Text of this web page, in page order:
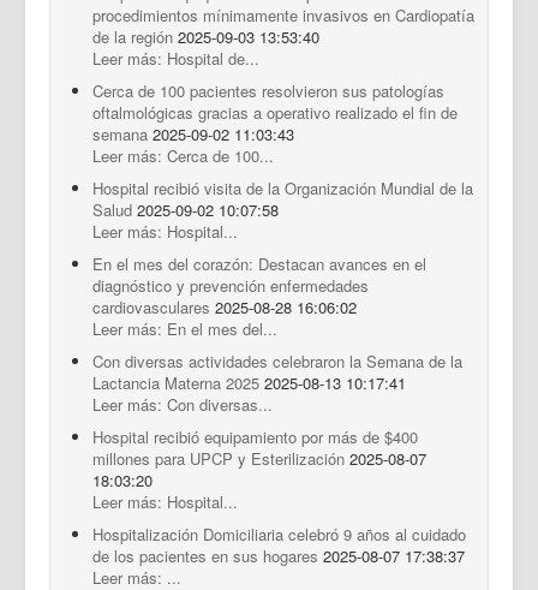
procedimientos mínimamente invasivos en Cardiopatía
de la región 2025-09-03 13:53:40
Leer más: Hospital de...
Cerca de 100 pacientes resolvieron sus patologías
oftalmológicas gracias a operativo realizado el fin de
semana 2025-09-02 11:03:43
Leer más: Cerca de 100...
Hospital recibió visita de la Organización Mundial de la
Salud 2025-09-02 10:07:58
Leer más: Hospital...
En el mes del corazón: Destacan avances en el
diagnóstico y prevención enfermedades
cardiovasculares 2025-08-28 16:06:02
Leer más: En el mes del...
Con diversas actividades celebraron la Semana de la
Lactancia Materna 2025 2025-08-13 10:17:41
Leer más: Con diversas...
Hospital recibió equipamiento por más de $400
millones para UPCP y Esterilización 2025-08-07
18:03:20
Leer más: Hospital...
Hospitalización Domiciliaria celebró 9 años al cuidado
de los pacientes en sus hogares 2025-08-07 17:38:37
Leer más: ...